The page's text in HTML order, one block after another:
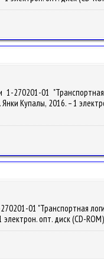
1-270201-01
Купалы, 2016. – 1
01 "Транспортная
опт. диск (CD-